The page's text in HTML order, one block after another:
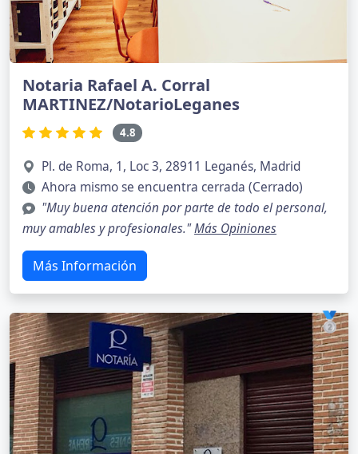
Notaria Rafael A. Corral
MARTINEZ/NotarioLeganes
4.8
Pl. de Roma, 1, Loc 3, 28911 Leganés, Madrid
Ahora mismo se encuentra cerrada (Cerrado)
"Muy buena atención por parte de todo el personal,
muy amables y profesionales."Más Opiniones
Más Información
🥈